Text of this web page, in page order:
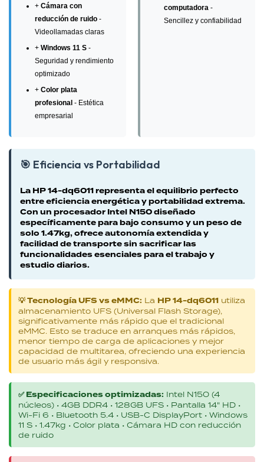
+ Cámara con
reducción de ruido -
Videollamadas claras
+ Windows 11 S -
Seguridad y rendimiento
optimizado
+ Color plata
profesional - Estética
empresarial
computadora -
Sencillez y confiabilidad
🎯 Eficiencia vs Portabilidad
La HP 14-dq6011 representa el equilibrio perfecto
entre eficiencia energética y portabilidad extrema.
Con un procesador Intel N150 diseñado
específicamente para bajo consumo y un peso de
solo 1.47kg, ofrece autonomía extendida y
facilidad de transporte sin sacrificar las
funcionalidades esenciales para el trabajo y
estudio diarios.
💡 Tecnología UFS vs eMMC: La HP 14-dq6011 utiliza
almacenamiento UFS (Universal Flash Storage),
significativamente más rápido que el tradicional
eMMC. Esto se traduce en arranques más rápidos,
menor tiempo de carga de aplicaciones y mejor
capacidad de multitarea, ofreciendo una experiencia
de usuario más ágil y responsiva.
✅ Especificaciones optimizadas: Intel N150 (4
núcleos) • 4GB DDR4 • 128GB UFS • Pantalla 14" HD •
Wi-Fi 6 • Bluetooth 5.4 • USB-C DisplayPort • Windows
11 S • 1.47kg • Color plata • Cámara HD con reducción
de ruido